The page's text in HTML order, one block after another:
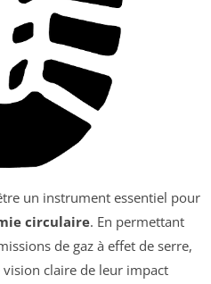
un instrument essentiel pour
circulaire. En permettant
de gaz à effet de serre,
claire de leur impact